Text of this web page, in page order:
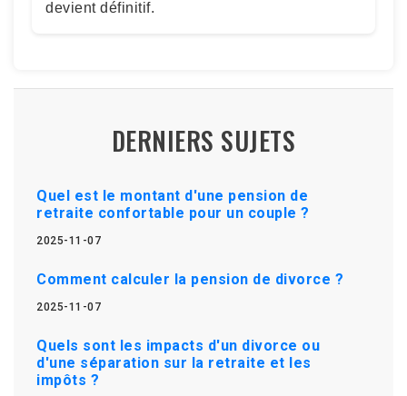
devient définitif.
DERNIERS SUJETS
Quel est le montant d'une pension de
retraite confortable pour un couple ?
2025-11-07
Comment calculer la pension de divorce ?
2025-11-07
Quels sont les impacts d'un divorce ou
d'une séparation sur la retraite et les
impôts ?